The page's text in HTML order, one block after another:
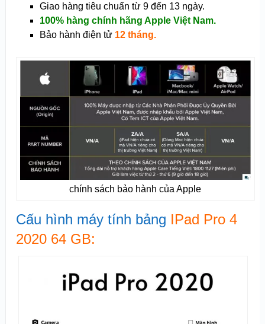
Giao hàng tiêu chuẩn từ 9 đến 13 ngày.
100% hàng chính hãng Apple Việt Nam.
Bảo hành điện tử 12 tháng.
chính sách bảo hành của Apple
Cấu hình máy tính bảng IPad Pro 4
2020 64 GB: